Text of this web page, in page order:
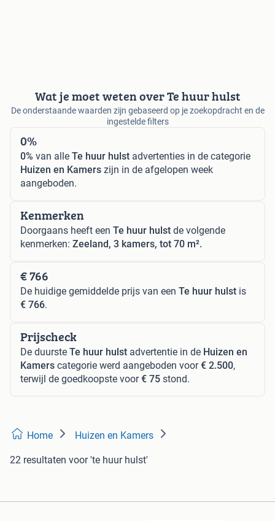
Wat je moet weten over Te huur hulst
De onderstaande waarden zijn gebaseerd op je zoekopdracht en de
ingestelde filters
0%
0% van alle Te huur hulst advertenties in de categorie
Huizen en Kamers zijn in de afgelopen week
aangeboden.
Kenmerken
Doorgaans heeft een Te huur hulst de volgende
kenmerken: Zeeland, 3 kamers, tot 70 m².
€ 766
De huidige gemiddelde prijs van een Te huur hulst is
€ 766.
Prijscheck
De duurste Te huur hulst advertentie in de Huizen en
Kamers categorie werd aangeboden voor€ 2.500,
terwijl de goedkoopste voor€ 75 stond.
Home Huizen en Kamers
22 resultaten voor 'te huur hulst'